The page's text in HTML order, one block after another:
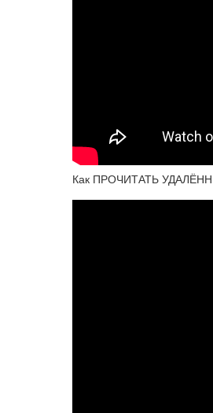
Как ПРОЧИТАТЬ